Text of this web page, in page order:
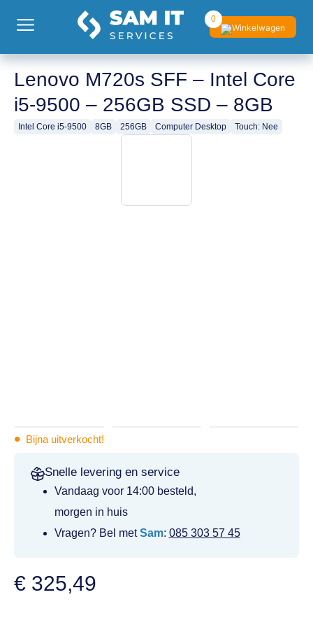
0
Lenovo M720s SFF – Intel Core
i5-9500 – 256GB SSD – 8GB
Intel Core i5-9500 8GB 256GB Computer Desktop Touch: Nee
• Bijna uitverkocht!
Snelle levering en service
Vandaag voor 14:00 besteld,
morgen in huis
Vragen? Bel metSam: 085 303 57 45
€ 325,49